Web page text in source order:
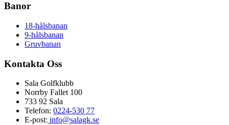
Banor
18-hålsbanan
9-hålsbanan
Gruvbanan
Kontakta Oss
Sala Golfklubb
Norrby Fallet 100
733 92 Sala
Telefon: 0224-530 77
E-post: info@salagk.se